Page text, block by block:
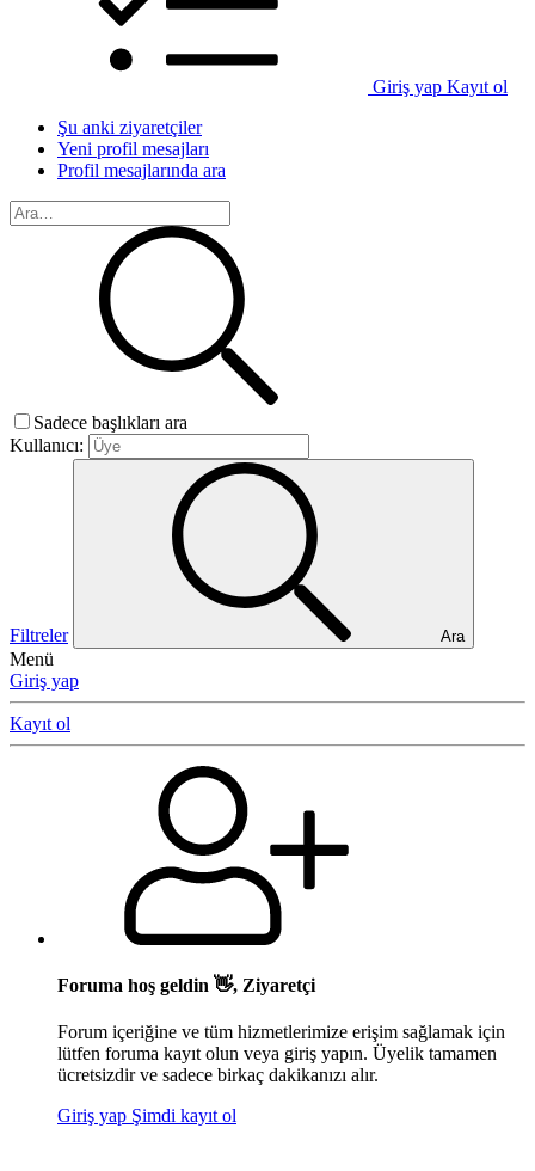
Giriş yap Kayıt ol
Şu anki ziyaretçiler
Yeni profil mesajları
Profil mesajlarında ara
Sadece başlıkları ara
Kullanıcı:
Filtreler Ara
Menü
Giriş yap
Kayıt ol
Foruma hoş geldin 👋, Ziyaretçi
Forum içeriğine ve tüm hizmetlerimize erişim sağlamak için
lütfen foruma kayıt olun veya giriş yapın. Üyelik tamamen
ücretsizdir ve sadece birkaç dakikanızı alır.
Giriş yap Şimdi kayıt ol